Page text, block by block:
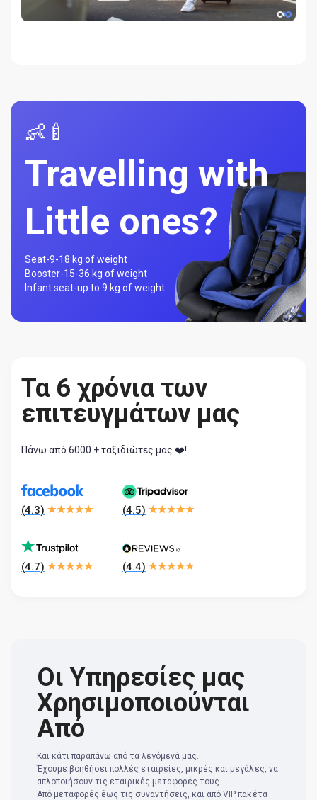
👶🍼
Travelling with
Little ones?
Seat-9-18 kg of weight
Booster-15-36 kg of weight
Infant seat-up to 9 kg of weight
Τα 6 χρόνια των
επιτευγμάτων μας
Πάνω από 6000 + ταξιδιώτες μας ❤️!
(4.3) (4.5)
(4.7) (4.4)
Οι Υπηρεσίες μας
Χρησιμοποιούνται
Από
Και κάτι παραπάνω από τα λεγόμενά μας.
Έχουμε βοηθήσει πολλές εταιρείες, μικρές και μεγάλες, να
απλοποιήσουν τις εταιρικές μεταφορές τους.
Από μεταφορές έως τις συναντήσεις, και από VIP πακέτα